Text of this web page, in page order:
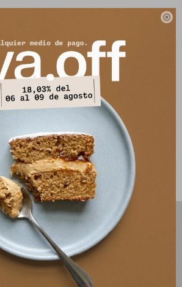

agotado.
QUE TE PUEDEN INTERESAR